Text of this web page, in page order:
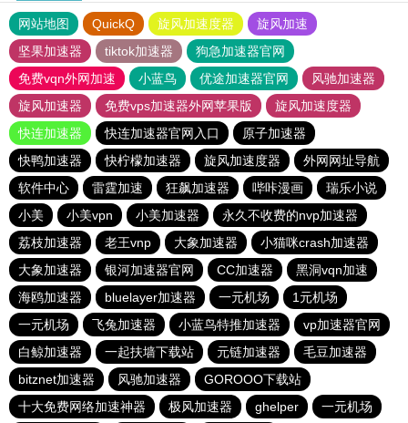
网站地图 QuickQ 旋风加速度器
旋风加速
坚果加速器
tiktok加速器
狗急加速器官网
免费vqn外网加速
小蓝鸟 优途加速器官网
风驰加速器
旋风加速器
免费vps加速器外网苹果版
旋风加速度器
快连加速器
快连加速器官网入口
原子加速器
快鸭加速器
快柠檬加速器 旋风加速度器
外网网址导航
软件中心
雷霆加速 狂飙加速器 哔咔漫画
瑞乐小说
小美
小美vpn 小美加速器
永久不收费的nvp加速器
荔枝加速器
老王vnp 大象加速器
小猫咪crash加速器
大象加速器
银河加速器官网 CC加速器
黑洞vqn加速
海鸥加速器
bluelayer加速器 一元机场
1元机场
一元机场
飞兔加速器 小蓝鸟特推加速器
vp加速器官网
白鲸加速器
一起扶墙下载站 元链加速器
毛豆加速器
bitznet加速器
风驰加速器
GOROOO下载站
十大免费网络加速神器
极风加速器 ghelper 一元机场